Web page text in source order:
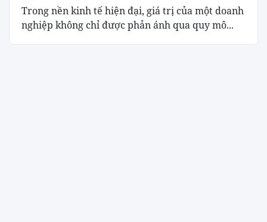
Trong nền kinh tế hiện đại, giá trị của một doanh
nghiệp không chỉ được phản ánh qua quy mô...